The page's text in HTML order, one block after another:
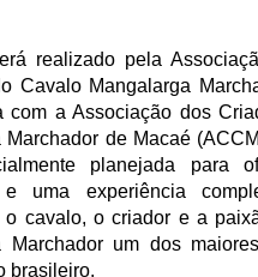
realizado pela
Cavalo Mangalarga
com a Associação dos
Marchador de Macaé
planejada para
e uma experiência
o cavalo, o criador e a
Marchador um dos
brasileiro.